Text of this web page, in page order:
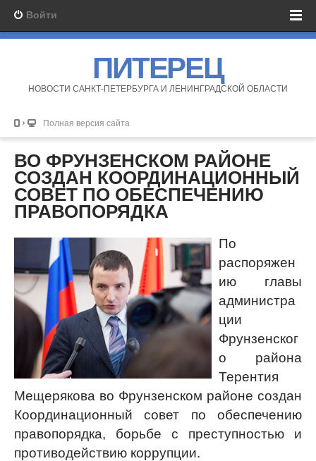
Войти
ПИТЕРЕЦ
НОВОСТИ САНКТ-ПЕТЕРБУРГА И ЛЕНИНГРАДСКОЙ ОБЛАСТИ
Полная версия сайта
ВО ФРУНЗЕНСКОМ РАЙОНЕ
СОЗДАН КООРДИНАЦИОННЫЙ
СОВЕТ ПО ОБЕСПЕЧЕНИЮ
ПРАВОПОРЯДКА
По
распоряжен
ию главы
администра
ции
Фрунзенског
о района
Терентия
Мещерякова во Фрунзенском районе создан
Координационный совет по обеспечению
правопорядка, борьбе с преступностью и
противодействию коррупции.